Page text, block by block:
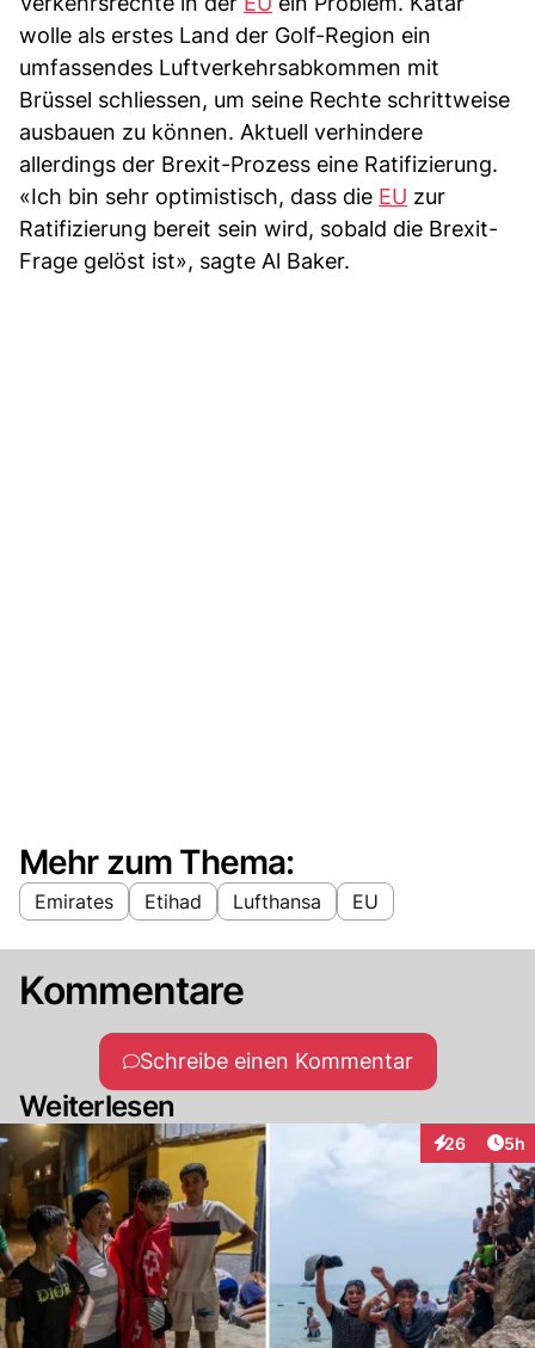
wolle als erstes Land der Golf-Region ein
umfassendes Luftverkehrsabkommen mit
Brüssel schliessen, um seine Rechte schrittweise
ausbauen zu können. Aktuell verhindere
allerdings der Brexit-Prozess eine Ratifizierung.
«Ich bin sehr optimistisch, dass die EU zur
Ratifizierung bereit sein wird, sobald die Brexit-
Frage gelöst ist», sagte Al Baker.
Mehr zum Thema:
Emirates Etihad Lufthansa EU
Kommentare
Schreibe einen Kommentar
Weiterlesen
26
Interaktionen
5h